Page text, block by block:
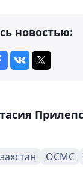
новостью:
ОСМС